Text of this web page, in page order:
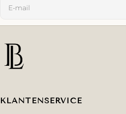
mail
KLANTENSERVICE